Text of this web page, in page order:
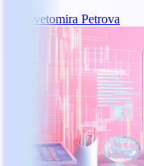
Tsvetomira Petrova